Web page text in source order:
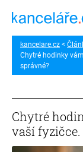
kancelare.cz
Chytré hodinky
správné?
Chytré
vaší